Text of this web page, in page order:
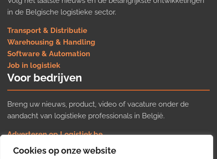
Cookies op onze website
in de Belgische logistieke sector.
Transport & Distributie
Warehousing & Handling
Software & Automation
Job in logistiek
Voor bedrijven
Breng uw nieuws, product, video of vacature onder de
aandacht van logistieke professionals in België.
Adverteren op Logistiek.be
Nieuws insturen